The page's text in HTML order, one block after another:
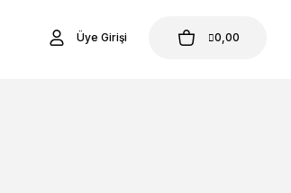
Üye Girişi 0,00